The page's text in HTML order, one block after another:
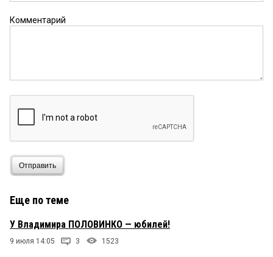
Комментарий
Отправить
Еще по теме
У Владимира ПОЛОВИНКО — юбилей!
9 июля 14:05 3 1523